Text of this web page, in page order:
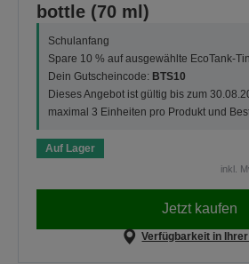
bottle (70 ml)
Schulanfang
Spare 10 % auf ausgewählte EcoTank-
Dein Gutscheincode: BTS10
Dieses Angebot ist gültig bis zum
maximal 3 Einheiten pro Produkt und
Auf Lager
inkl.
Jetzt kaufen
Verfügbarkeit in Ihrer